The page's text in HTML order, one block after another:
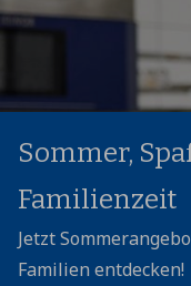
Sommer,
Familienzeit
Jetzt
Familien entdecken!